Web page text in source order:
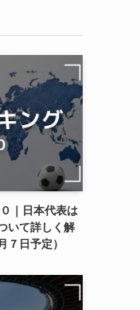
｜日本代表は
いて詳しく解
７日予定）